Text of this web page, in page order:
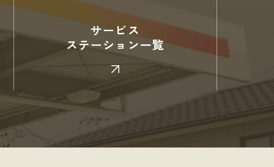
サービス
ステーション一覧